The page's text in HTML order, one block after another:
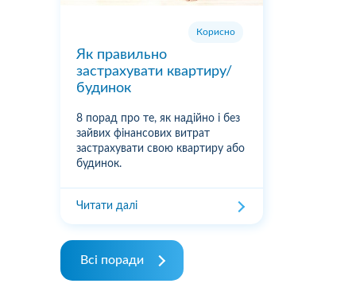
Корисно
Як правильно
застрахувати квартиру/
будинок
8 порад про те, як надійно і без
зайвих фінансових витрат
застрахувати свою квартиру або
будинок.
Читати далі
Всі поради